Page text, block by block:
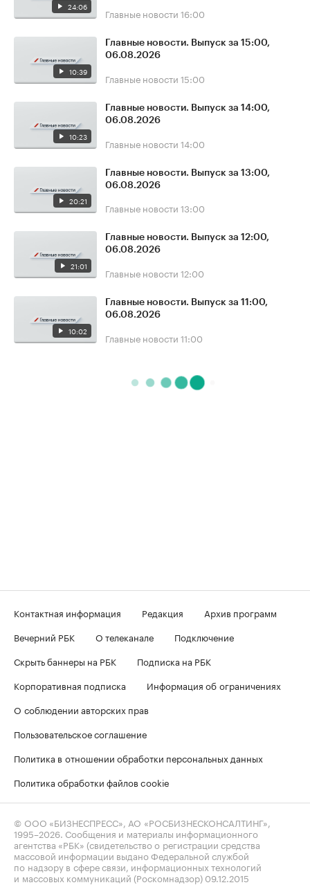
24:06 Главные новости 16:00
10:39
Главные новости. Выпуск за 15:00,
06.08.2026
Главные новости 15:00
10:23
Главные новости. Выпуск за 14:00,
06.08.2026
Главные новости 14:00
20:21
Главные новости. Выпуск за 13:00,
06.08.2026
Главные новости 13:00
21:01
Главные новости. Выпуск за 12:00,
06.08.2026
Главные новости 12:00
10:02
Главные новости. Выпуск за 11:00,
06.08.2026
Главные новости 11:00
Контактная информация Редакция
Архив программ
Вечерний РБК
О телеканале
Подключение
Скрыть баннеры на РБК
Подписка на РБК
Корпоративная подписка
Информация об ограничениях
О соблюдении авторских прав
Пользовательское соглашение
Политика в отношении обработки персональных данных
Политика обработки файлов cookie
© ООО «БИЗНЕСПРЕСС», АО «РОСБИЗНЕСКОНСАЛТИНГ»,
1995–2026 . Сообщения и материалы информационного
агентства «РБК» (свидетельство о регистрации средства
массовой информации выдано Федеральной службой
по надзору в сфере связи, информационных технологий
и массовых коммуникаций (Роскомнадзор) 09.12.2015